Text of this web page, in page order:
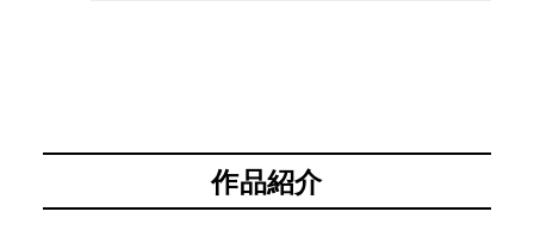
作品紹介